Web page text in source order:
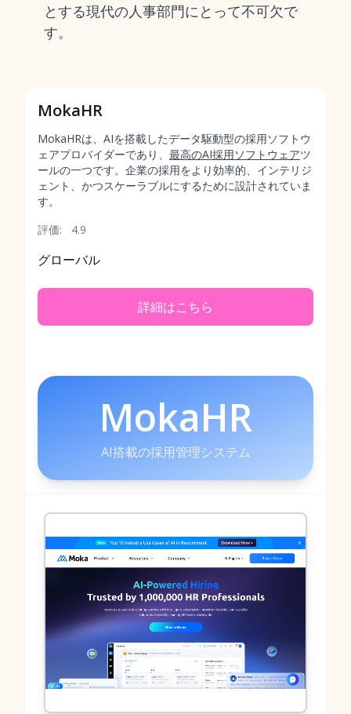
とする現代の人事部門にとって不可欠で
す。
MokaHR
MokaHRは、AIを搭載したデータ駆動型の採用ソフトウ
ェアプロバイダーであり、 最高のAI採用ソフトウェアツ
ールの一つです。企業の採用をより効率的、インテリジ
ェント、かつスケーラブルにするために設計されていま
す。
評価:
4.9
グローバル
詳細はこちら
MokaHR
AI搭載の採用管理システム